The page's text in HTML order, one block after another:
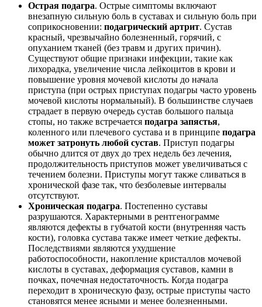
Острая подагра. Острые симптомы включают
внезапную сильную боль в суставах и сильную боль при
соприкосновении: подагрический артрит. Сустав
красный, чрезвычайно болезненный, горячий, с
опуханием тканей (без травм и других причин).
Существуют общие признаки инфекции, такие как
лихорадка, увеличение числа лейкоцитов в крови и
повышение уровня мочевой кислоты до начала
приступа (при острых приступах подагры часто уровень
мочевой кислоты нормальный). В большинстве случаев
страдает в первую очередь сустав большого пальца
стопы, но также встречается подагра запястья,
коленного или плечевого сустава и в принципе подагра
может затронуть любой сустав. Приступ подагры
обычно длится от двух до трех недель без лечения,
продолжительность приступов может увеличиваться с
течением болезни. Приступы могут также сливаться в
хронической фазе так, что безболевые интервалы
отсутствуют.
Хроническая подагра. Постепенно суставы
разрушаются. Характерными в рентгенограмме
являются дефекты в губчатой ​​кости (внутренняя часть
кости), головка сустава также имеет четкие дефекты.
Последствиями являются ухудшение
работоспособности, накопление кристаллов мочевой
кислоты в суставах, деформация суставов, камни в
почках, почечная недостаточность. Когда подагра
переходит в хроническую фазу, острые приступы часто
становятся менее ясными и менее болезненными.